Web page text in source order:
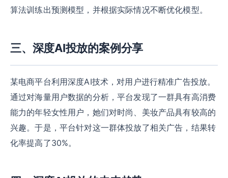
算法训练出预测模型，并根据实际情况不断优化模型。
三、深度AI投放的案例分享
某电商平台利用深度AI技术，对用户进行精准广告投放。
通过对海量用户数据的分析，平台发现了一群具有高消费
能力的年轻女性用户，她们对时尚、美妆产品具有较高的
兴趣。于是，平台针对这一群体投放了相关广告，结果转
化率提高了30%。